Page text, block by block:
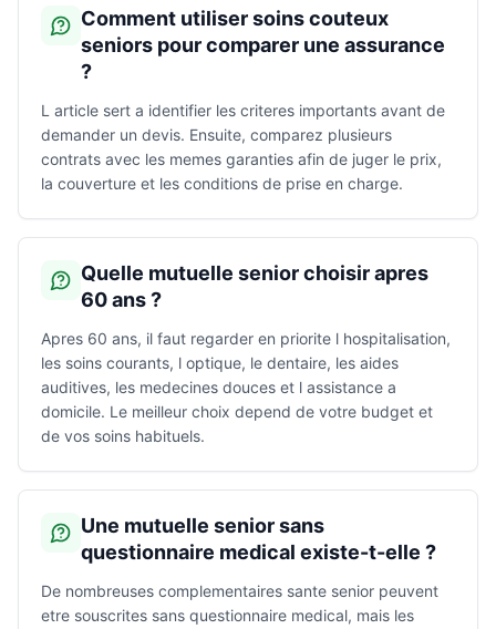
Comment utiliser soins couteux
seniors pour comparer une assurance
?
L article sert a identifier les criteres importants avant de
demander un devis. Ensuite, comparez plusieurs
contrats avec les memes garanties afin de juger le prix,
la couverture et les conditions de prise en charge.
Quelle mutuelle senior choisir apres
60 ans ?
Apres 60 ans, il faut regarder en priorite l hospitalisation,
les soins courants, l optique, le dentaire, les aides
auditives, les medecines douces et l assistance a
domicile. Le meilleur choix depend de votre budget et
de vos soins habituels.
Une mutuelle senior sans
questionnaire medical existe-t-elle ?
De nombreuses complementaires sante senior peuvent
etre souscrites sans questionnaire medical, mais les